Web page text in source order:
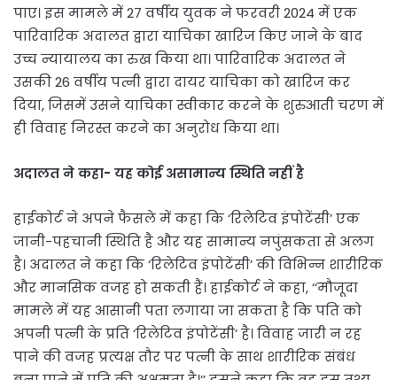
पाए। इस मामले में 27 वर्षीय युवक ने फरवरी 2024 में एक
पारिवारिक अदालत द्वारा याचिका खारिज किए जाने के बाद
उच्च न्यायालय का रुख किया था। पारिवारिक अदालत ने
उसकी 26 वर्षीय पत्नी द्वारा दायर याचिका को खारिज कर
दिया, जिसमें उसने याचिका स्वीकार करने के शुरुआती चरण में
ही विवाह निरस्त करने का अनुरोध किया था।
अदालत ने कहा- यह कोई असामान्य स्थिति नहीं है
हाईकोर्ट ने अपने फैसले में कहा कि ‘रिलेटिव इंपोटेंसी’ एक
जानी-पहचानी स्थिति है और यह सामान्य नपुंसकता से अलग
है। अदालत ने कहा कि ‘रिलेटिव इंपोटेंसी’ की विभिन्न शारीरिक
और मानसिक वजह हो सकती हैं। हाईकोर्ट ने कहा, ‘‘मौजूदा
मामले में यह आसानी पता लगाया जा सकता है कि पति को
अपनी पत्नी के प्रति ‘रिलेटिव इंपोटेंसी’ है। विवाह जारी न रह
पाने की वजह प्रत्यक्ष तौर पर पत्नी के साथ शारीरिक संबंध